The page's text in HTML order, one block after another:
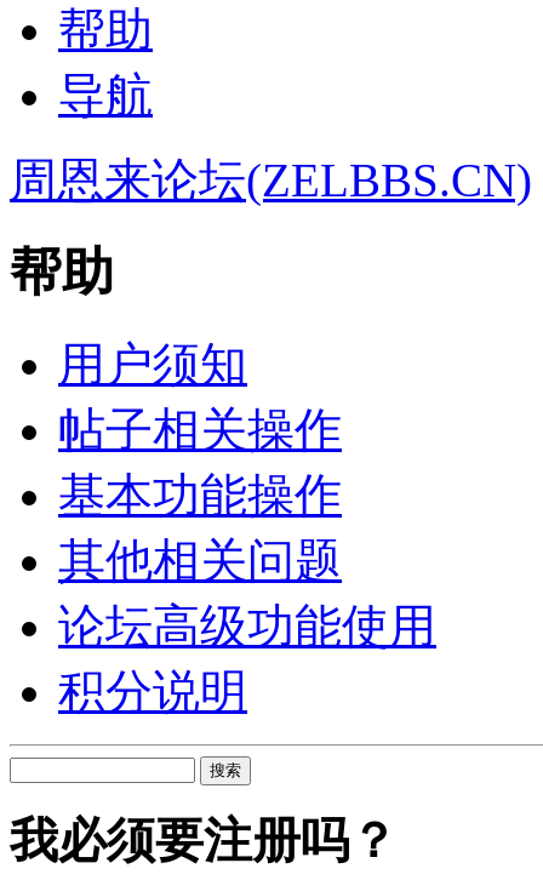
帮助
导航
周恩来论坛(ZELBBS.CN)
帮助
用户须知
帖子相关操作
基本功能操作
其他相关问题
论坛高级功能使用
积分说明
搜索
我必须要注册吗？